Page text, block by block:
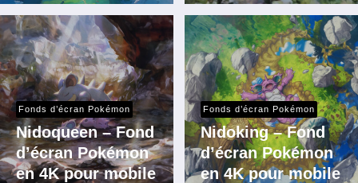
Fonds d’écran Pokémon
Nidoqueen – Fond
d’écran Pokémon
en 4K pour mobile
Fonds d’écran Pokémon
Nidoking – Fond
d’écran Pokémon
en 4K pour mobile